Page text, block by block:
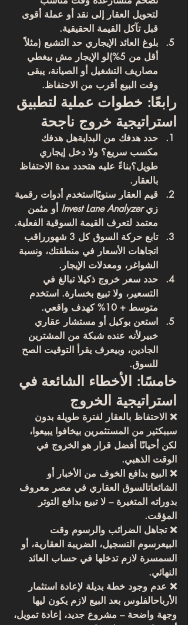
لتحويل العقار إلى نقد أو عملة أقوى
قبل تآكل القيمة الحقيقية.
بلوغ العائد الإيجاري حد التشبع (مثلاً
أقل من 5%)
لو الإيجار مش بيغطي
مصاريف التشغيل أو الصيانة، يبقى
وقت البيع أقرب من الاحتفاظ.
رابعًا: خطوات عملية لتطبيق
استراتيجية خروج ناجحة
حدد هدفك من البدايةهل هدفك
مكسب سريع؟ ولا دخل إيجاري
طويل؟بناءً عليه هتحدد مدة الاحتفاظ
بالعقار.
قيم العقار سنويًااستخدم أدوات رقمية
زي Invest Lane Analyzer أو مثمن
معتمد لتعرف القيمة السوقية الفعلية.
تابع حركة السوق كل 3 شهور
راقب
اتجاهات الأسعار في منطقتك، ونسبة
الشواغر، ومعدلات الإيجار.
حدد سعر خروج ذكيلا تبالغ في
التسعير، ولا تبيع بخسارة. استخدم
متوسط + 10% كهدف واقعي.
استعن بوكيل أو مستشار عقاري
خبيرلأنه عنده شبكة من المشترين
الجادين، وبيعرف يقرأ التوقيت الصح
للسوق.
خامسًا: الأخطاء الشائعة في
استراتيجية الخروج
❌ الاحتفاظ بالعقار لفترة طويلة بدون
سببكثير من المستثمرين بيخافوا يبيعوا،
لكن أحيانًا أفضل قرار هو الخروج في
الوقت الذهبي.
❌ البيع بدافع الخوف من الأخبار أو
الشائعاتالسوق العقاري في مصر معروف
بدوراته المتغيرة – لا تبيع بدافع التوتر
المؤقت.
❌ تجاهل الضرائب والرسوم وقت
البيعرسوم التسجيل، الضريبة العقارية، أو
السمسرة لازم تدخلها في حساب العائد
النهائي.
❌ عدم وجود خطة بديلة لإعادة استثمار
الأرباحالفلوس بعد البيع لازم يكون ليها
وجهة واضحة – مشروع جديد، إعادة تمويل،